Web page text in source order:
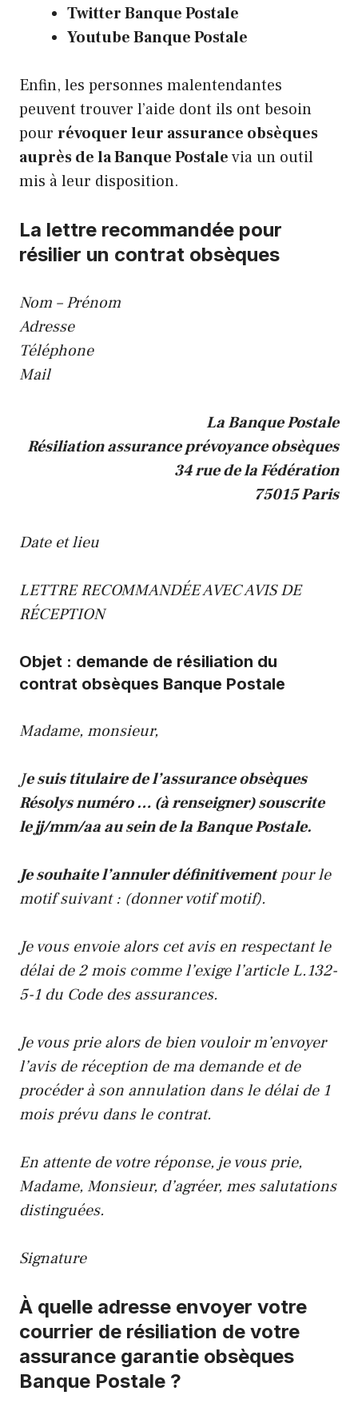
Twitter Banque Postale
Youtube Banque Postale
Enfin, les personnes malentendantes
peuvent trouver l’aide dont ils ont besoin
pour révoquer leur assurance obsèques
auprès de la Banque Postaleviaun outil
mis à leur disposition.
La lettre recommandée pour
résilier un contrat obsèques
Nom – Prénom
Adresse
Téléphone
Mail
La Banque Postale
Résiliation assurance prévoyance obsèques
34 rue de la Fédération
75015 Paris
Date et lieu
LETTRE RECOMMANDÉE AVEC AVIS DE
RÉCEPTION
Objet : demande de résiliation du
contrat obsèques Banque Postale
Madame, monsieur,
Je suis titulaire de l’assurance obsèques
Résolys numéro … (à renseigner) souscrite
le jj/mm/aa au sein de la Banque Postale.
Je souhaite l’annuler définitivementpour le
motif suivant : (donner votif motif).
Je vous envoie alors cet avis en respectant le
délai de 2 mois comme l’exige l’article L.132-
5-1 du Code des assurances.
Je vous prie alors de bien vouloir m’envoyer
l’avis de réception de ma demande et de
procéder à son annulation dans le délai de 1
mois prévu dans le contrat.
En attente de votre réponse, je vous prie,
Madame, Monsieur, d’agréer, mes salutations
distinguées.
Signature
À quelle adresse envoyer votre
courrier de résiliation de votre
assurance garantie obsèques
Banque Postale ?